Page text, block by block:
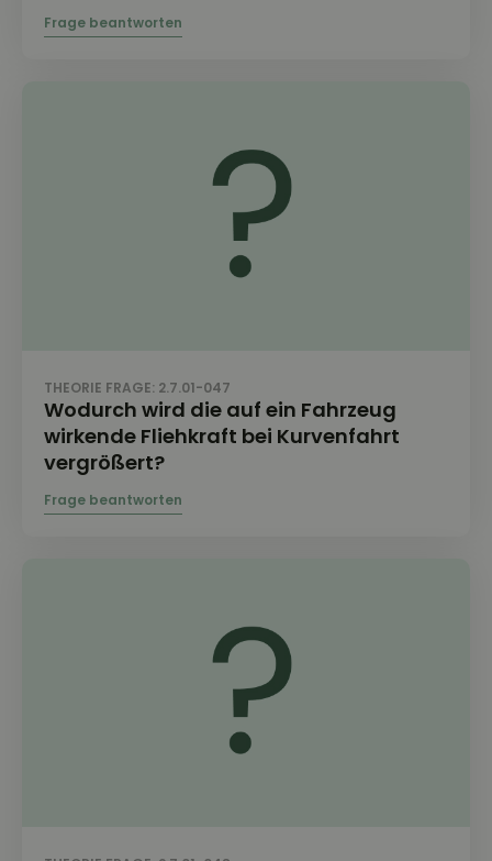
THEORIE FRAGE: 2.7.01-047
Wodurch wird die auf ein Fahrzeug
wirkende Fliehkraft bei Kurvenfahrt
vergrößert?